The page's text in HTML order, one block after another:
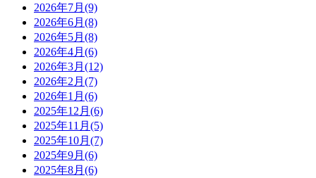
2026年7月(9)
2026年6月(8)
2026年5月(8)
2026年4月(6)
2026年3月(12)
2026年2月(7)
2026年1月(6)
2025年12月(6)
2025年11月(5)
2025年10月(7)
2025年9月(6)
2025年8月(6)